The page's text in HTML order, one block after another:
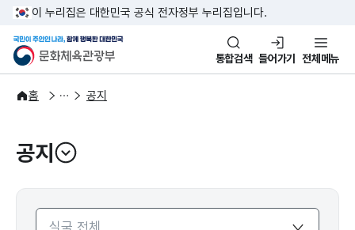
본문 바로가기
주메뉴 바로가기
이 누리집은 대한민국 공식 전자정부 누리집입니다.
문화체육관광부
국민이 주인인 나라, 함께 행복
통합검색 들어가기 전체메뉴
홈
알림·소식
알림 공지
공지
열기